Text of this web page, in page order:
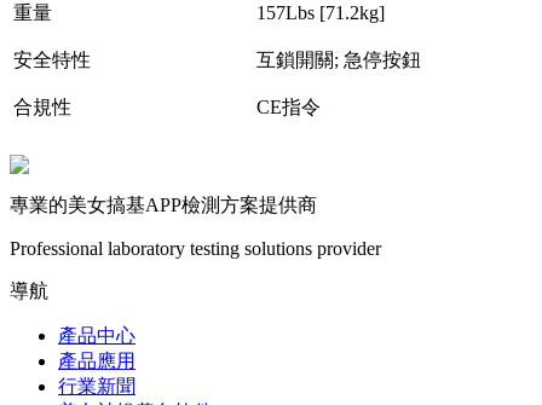
重量 157Lbs [71.2kg]
安全特性 互鎖開關; 急停按鈕
合規性 CE指令
專業的美女搞基APP檢測方案提供商
Professional laboratory testing solutions provider
導航
產品中心
產品應用
行業新聞